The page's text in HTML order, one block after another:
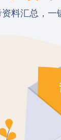
料汇总，一